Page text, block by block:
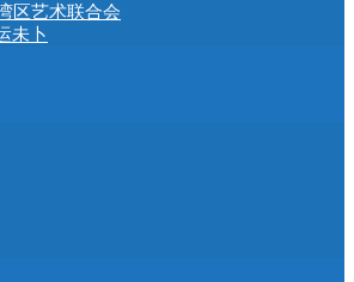
区艺术联合会
未卜